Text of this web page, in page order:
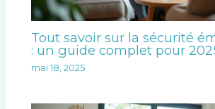
Tout savoir sur la sécurité
: un guide complet pour
mai 18, 2025